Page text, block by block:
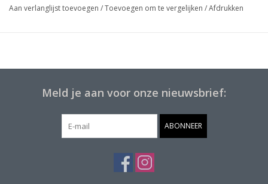
Aan verlanglijst toevoegen /Toevoegen om te vergelijken /Afdrukken
Meld je aan voor onze nieuwsbrief:
ABONNEER